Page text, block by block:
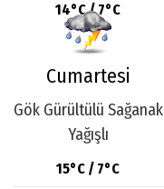
14°C / 7°C
Cumartesi
Gök Gürültülü Sağanak
Yağışlı
15°C / 7°C